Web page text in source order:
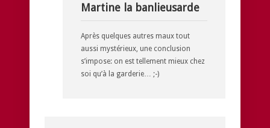
Martine la banlieusarde
Après quelques autres maux tout
aussi mystérieux, une conclusion
s’impose: on est tellement mieux chez
soi qu’à la garderie… ;-)